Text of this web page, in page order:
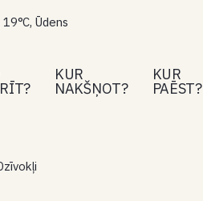
19°C, Ūdens
KUR
NAKŠŅOT?
KUR
PAĒST?